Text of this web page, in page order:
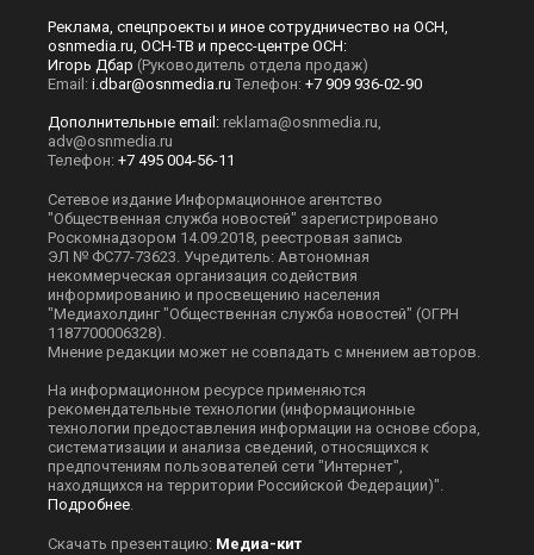
Реклама, спецпроекты и иное сотрудничество на ОСН,
osnmedia.ru, ОСН-ТВ и пресс-центре ОСН:
Игорь Дбар (Руководитель отдела продаж)
Email: i.dbar@osnmedia.ru Телефон: +7 909 936-02-90
Дополнительные email: reklama@osnmedia.ru,
adv@osnmedia.ru
Телефон: +7 495 004-56-11
Сетевое издание Информационное агентство
"Общественная служба новостей" зарегистрировано
Роскомнадзором 14.09.2018, реестровая запись
ЭЛ № ФС77-73623. Учредитель: Автономная
некоммерческая организация содействия
информированию и просвещению населения
"Медиахолдинг "Общественная служба новостей" (ОГРН
1187700006328).
Мнение редакции может не совпадать с мнением авторов.
На информационном ресурсе применяются
рекомендательные технологии (информационные
технологии предоставления информации на основе сбора,
систематизации и анализа сведений, относящихся к
предпочтениям пользователей сети "Интернет",
находящихся на территории Российской Федерации)".
Подробнее.
Скачать презентацию: Медиа-кит